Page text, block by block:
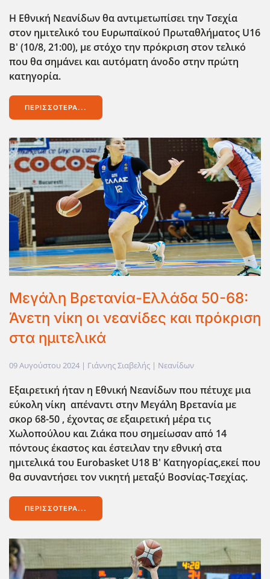
Η Εθνική Νεανίδων θα αντιμετωπίσει την Τσεχία
στον ημιτελικό του Ευρωπαϊκού Πρωταθλήματος U16
B' (10/8, 21:00), με στόχο την πρόκριση στον τελικό
που θα σημάνει και αυτόματη άνοδο στην πρώτη
κατηγορία.
ΠΕΡΙΣΣΌΤΕΡΑ...
Mεγάλη Βρετανία-Ελλάδα 50-68:
Άνετη νίκη οι νεανίδες και πρόκριση
στα ημιτελικά
09 Αυγούστου 2024 | Γιάννης Σιαβελής | Νεανίδων
Εξαιρετική ήταν η Εθνική Νεανίδων που πέτυχε μια
εύκολη νίκη απέναντι στην Μεγάλη Βρετανία με
σκορ 68-50 , έχοντας σε εξαιρετική μέρα τις
Χωλοπούλου και Ζιάκα που σημείωσαν από 14
πόντους έκαστος και έστειλαν την εθνική στα
ημιτελικά του Eurobasket U18 B' Κατηγορίας,εκεί που
θα συναντήσει τον νικητή μεταξύ Βοσνίας-Τσεχίας.
ΠΕΡΙΣΣΌΤΕΡΑ...